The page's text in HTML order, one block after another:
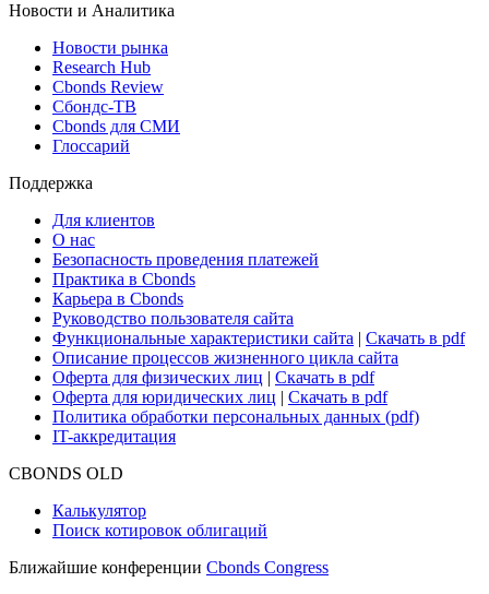
Новости и Аналитика
Новости рынка
Research Hub
Cbonds Review
Сбондс-ТВ
Cbonds для СМИ
Глоссарий
Поддержка
Для клиентов
О нас
Безопасность проведения платежей
Практика в Cbonds
Карьера в Cbonds
Руководство пользователя сайта
Функциональные характеристики сайта
Скачать в pdf
Описание процессов жизненного цикла сайта
Оферта для физических лиц
Скачать в pdf
Оферта для юридических лиц
Скачать в pdf
Политика обработки персональных данных (pdf)
IT-аккредитация
CBONDS OLD
Калькулятор
Поиск котировок облигаций
Ближайшие конференции Cbonds Congress